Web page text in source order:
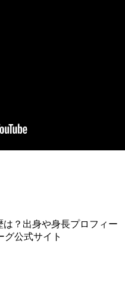
？出身や身長プロフィー
グ公式サイト